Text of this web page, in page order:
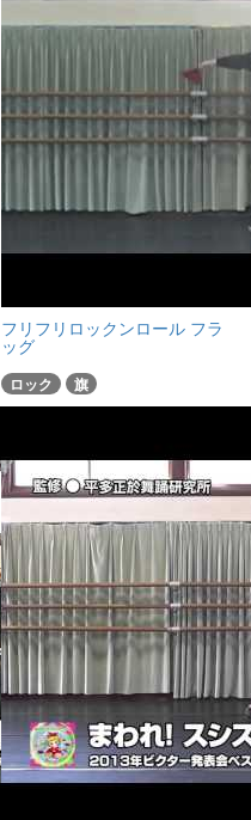
フリフリロックンロール フラ
ッグ
ロック 旗